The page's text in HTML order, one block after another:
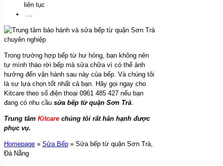
liên tục
Trong trường hợp bếp từ hư hỏng, bạn không nên
tự mình tháo rời bếp mà sửa chữa vì có thể ảnh
hưởng đến vận hành sau này của bếp. Và chúng tôi
là sự lựa chọn tốt nhất cả bạn. Hãy gọi ngay cho
Kitcare theo số điện thoại 0961 485 427 nếu bạn
đang có nhu cầu sửa bếp từ quận Sơn Trà
Trung tâm Kitcare chúng tôi rất hân hạnh được
phục vụ.
Homepage » Sửa Bếp » Sửa bếp từ quận Sơn Trà,
Đà Nẵng